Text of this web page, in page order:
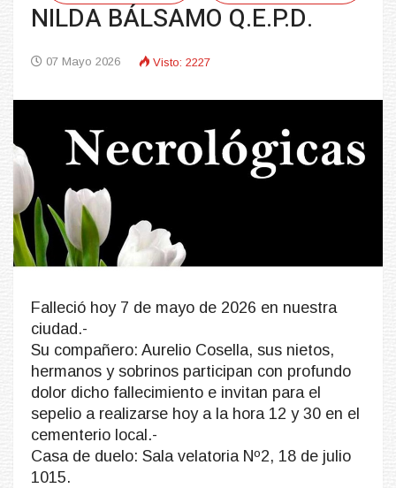
NILDA BÁLSAMO Q.E.P.D.
07 Mayo 2026 Visto: 2227
Falleció hoy 7 de mayo de 2026 en nuestra
ciudad.-
Su compañero: Aurelio Cosella, sus nietos,
hermanos y sobrinos participan con profundo
dolor dicho fallecimiento e invitan para el
sepelio a realizarse hoy a la hora 12 y 30 en el
cementerio local.-
Casa de duelo: Sala velatoria Nº2, 18 de julio
1015.